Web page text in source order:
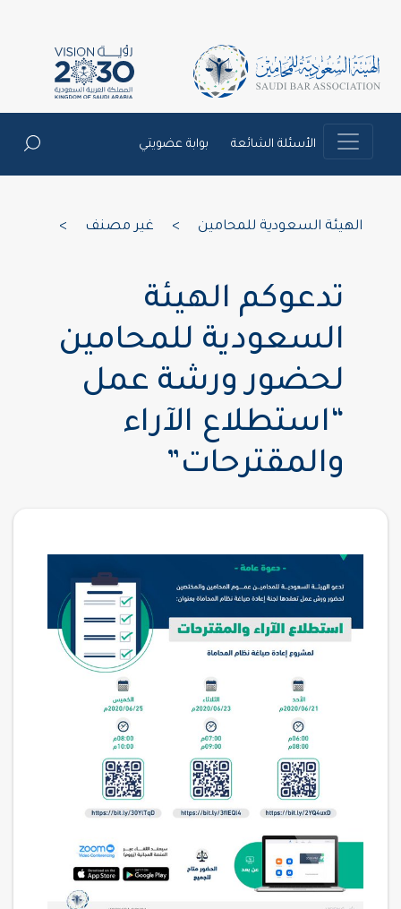
الأسئلة الشائعة بوابة عضويتي
الهيئة السعودية للمحامين غير مصنف
تدعوكم الهيئة
السعودية للمحامين
لحضور ورشة عمل
“استطلاع الآراء
والمقترحات”